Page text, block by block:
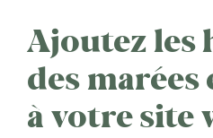
Ajoutez les
des marées
à votre site